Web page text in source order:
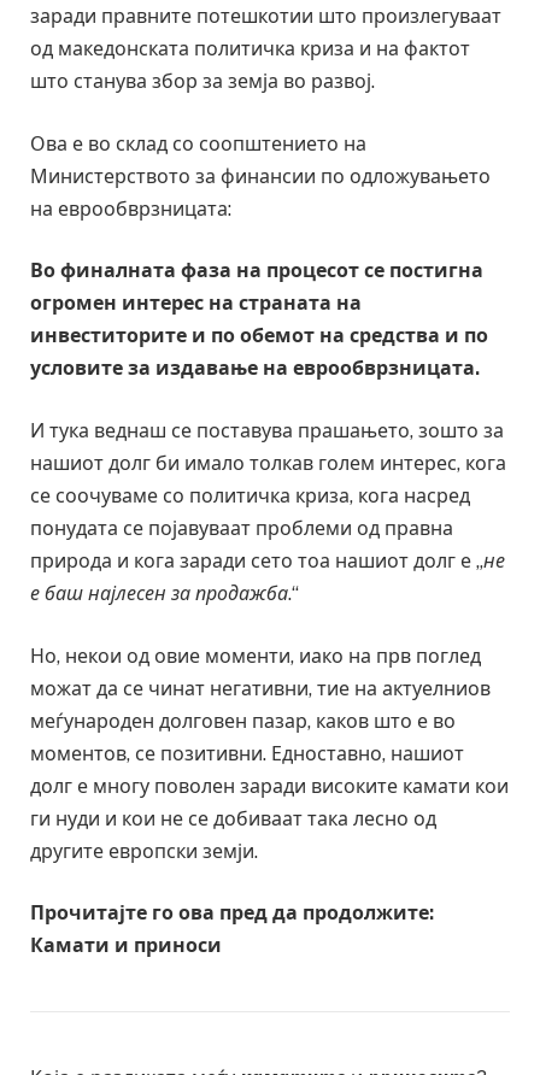
заради правните потешкотии што произлегуваат
од македонската политичка криза и на фактот
што станува збор за земја во развој.
Ова е во склад со соопштението на
Министерството за финансии по одложувањето
на еврообврзницата:
Во финалната фаза на процесот се постигна
огромен интерес на страната на
инвеститорите и по обемот на средства и по
условите за издавање на еврообврзницата.
И тука веднаш се поставува прашањето, зошто за
нашиот долг би имало толкав голем интерес, кога
се соочуваме со политичка криза, кога насред
понудата се појавуваат проблеми од правна
природа и кога заради сето тоа нашиот долг е „не
е баш најлесен за продажба.“
Но, некои од овие моменти, иако на прв поглед
можат да се чинат негативни, тие на актуелниов
меѓународен долговен пазар, каков што е во
моментов, се позитивни. Едноставно, нашиот
долг е многу поволен заради високите камати кои
ги нуди и кои не се добиваат така лесно од
другите европски земји.
Прочитајте го ова пред да продолжите:
Камати и приноси